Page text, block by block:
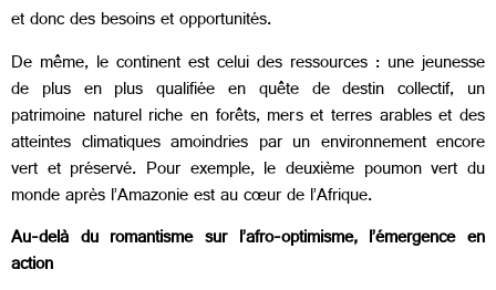
et donc des besoins et opportunités.
De même, le continent est celui des ressources : une jeunesse
de plus en plus qualifiée en quête de destin collectif, un
patrimoine naturel riche en forêts, mers et terres arables et des
atteintes climatiques amoindries par un environnement encore
vert et préservé. Pour exemple, le deuxième poumon vert du
monde après l’Amazonie est au cœur de l’Afrique.
Au-delà du romantisme sur l’afro-optimisme, l’émergence en
action